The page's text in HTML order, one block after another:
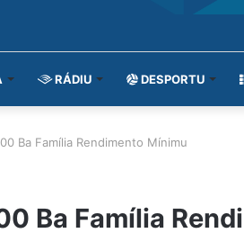
RÁDIU DESPORTU
Ba Família Rendimento Mínimu
Ba Família